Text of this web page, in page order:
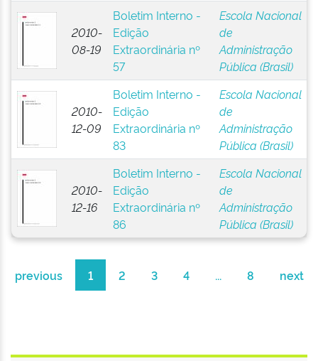
2010-
08-19
Boletim Interno -
Edição
Extraordinária nº
57
Escola Nacional
de
Administração
Pública (Brasil)
2010-
12-09
Boletim Interno -
Edição
Extraordinária nº
83
Escola Nacional
de
Administração
Pública (Brasil)
2010-
12-16
Boletim Interno -
Edição
Extraordinária nº
86
Escola Nacional
de
Administração
Pública (Brasil)
previous 1 2 3 4 ... 8 next